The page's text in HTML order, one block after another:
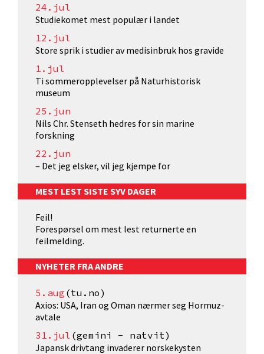
24.jul
Studiekomet mest populær i landet
12.jul
Store sprik i studier av medisinbruk hos gravide
1.jul
Ti sommeropplevelser på Naturhistorisk
museum
25.jun
Nils Chr. Stenseth hedres for sin marine
forskning
22.jun
– Det jeg elsker, vil jeg kjempe for
MEST LEST SISTE SYV DAGER
Feil!
Forespørsel om mest lest returnerte en
feilmelding.
NYHETER FRA ANDRE
5.aug (tu.no)
Axios: USA, Iran og Oman nærmer seg Hormuz-
avtale
31.jul (gemini - natvit)
Japansk drivtang invaderer norskekysten